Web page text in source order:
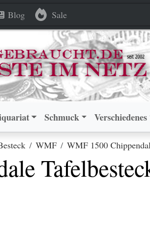
Blog Sale
Schmuck Verschiedenes
WMF WMF 1500
6 Personen 90
6 Personen 90